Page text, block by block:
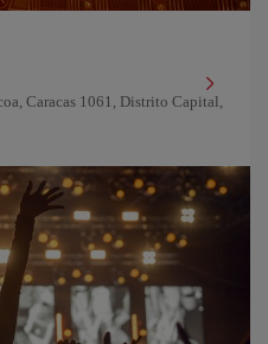
Caracas 1061, Distrito Capital,